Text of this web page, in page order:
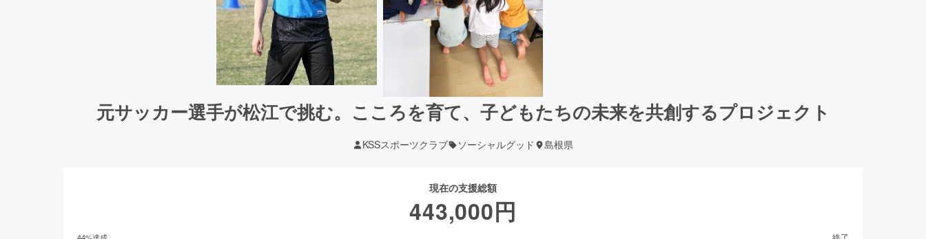
元サッカー選手が松江で挑む。こころを育て、子どもたちの未来を共創するプロジェクト
KSSスポーツクラブ ソーシャルグッド 島根県
現在の支援総額
443,000円